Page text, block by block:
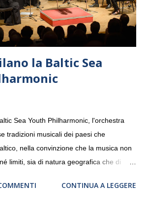
la Baltic Sea
Sea Youth Philharmonic, l'orchestra
tradizioni musicali dei paesi che
nella convinzione che la musica non
limiti, sia di natura geografica che di
a Heiden, in Germania, e toccherà, in
CONTINUA A LEGGERE